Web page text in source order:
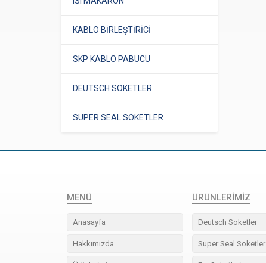
KABLO BİRLEŞTİRİCİ
SKP KABLO PABUCU
DEUTSCH SOKETLER
SUPER SEAL SOKETLER
MENÜ
Anasayfa
Hakkımızda
ÜRÜNLERIMIZ
Deutsch Soketler
Super Seal Soketler